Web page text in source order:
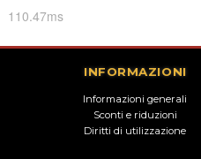
110.47ms
INFORMAZIONI
Informazioni generali
Sconti e riduzioni
Diritti di utilizzazione